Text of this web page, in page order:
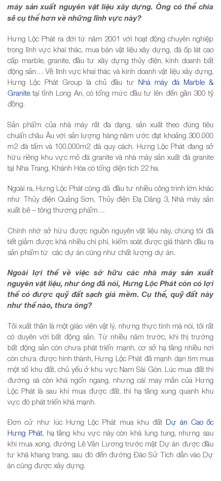
máy sản xuất nguyên vật liệu xây dựng. Ông có thể chia
sẽ cụ thể hơn về những lĩnh vực này?
Hưng Lộc Phát ra đời từ năm 2001 với hoạt động chuyên nghiệp
trong lĩnh vực khai thác, mua bán vật liệu xây dựng, đá ốp lát cao
cấp marble, granite, đầu tư xây dựng thủy điện, kinh doanh bất
động sản… Về lĩnh vực khai thác và kinh doanh vật liệu xây dựng,
Hưng Lộc Phát Group là chủ đầu tư Nhà máy đá Marble &
Granite tại tỉnh Long An, có tổng mức đầu tư lên đến gần 300 tỷ
đồng.
Sản phẩm của nhà máy rất đa dạng, sản xuất theo đúng tiêu
chuẩn châu Âu với sản lượng hàng năm ước đạt khoảng 300.000
m2 đá tấm và 100.000m2 đá quy cách. Hưng Lộc Phát đang sở
hữu riêng khu vực mỏ đá granite và nhà máy sản xuất đá granite
tại Nha Trang, Khánh Hòa có tổng diện tích 22 ha.
Ngoài ra, Hưng Lộc Phát cũng đã đầu tư nhiều công trình lớn khác
như Thủy điện Quảng Sơn, Thủy điện Đạ Dâng 3, Nhà máy sản
xuất bê – tông thương phẩm…
Chính nhờ sở hữu được nguồn nguyên vật liệu này, chúng tôi đã
tiết giảm được khá nhiều chi phí, kiểm soát được giá thành đầu ra
sản phẩm từ các dự án cũng như chất lượng dự án.
Ngoài lợi thế về việc sở hữu các nhà máy sản xuất
nguyên vật liệu, như ông đã nói, Hưng Lộc Phát còn có lợi
thế có được quỹ đất sạch giá mềm. Cụ thể, quỹ đất này
như thế nào, thưa ông?
Tôi xuất thân là một giáo viên vật lý, nhưng thực tình mà nói, tôi rất
có duyên với bất động sản. Từ nhiều năm trước, khi thị trường
bất động sản còn chưa phát triển mạnh, cơ sở hạ tầng nhiều nơi
còn chưa được hình thành, Hưng Lộc Phát đã mạnh dạn tìm mua
một số khu đất, chủ yếu ở khu vực Nam Sài Gòn. Lúc mua đất thì
đường sá còn khá ngổn ngang, nhưng cái may mắn của Hưng
Lộc Phát là sau khi mua được đất, thì hạ tầng xung quanh khu
vực đó phát triển khá mạnh.
Đơn cử như lúc Hưng Lộc Phát mua khu đất Dự án Cao ốc
Hưng Phát, hạ tầng khu vực này còn khá lung tung, nhưng sau
khi mua xong, đường Lê Văn Lương trước mặt Dự án được đầu
tư khá khang trang, sau đó đến đường Đào Sử Tích dẫn vào Dự
án cũng được xây dựng.